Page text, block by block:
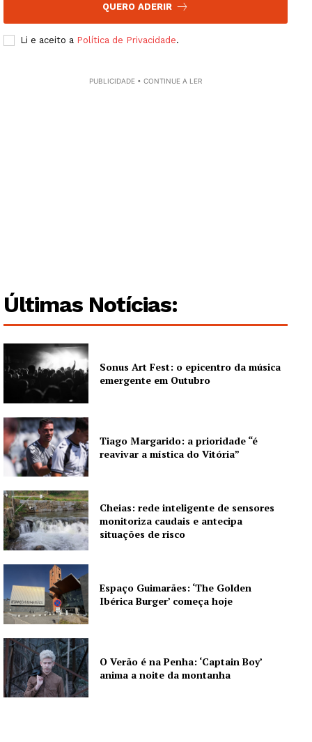
QUERO ADERIR
Li e aceito a Política de Privacidade.
PUBLICIDADE • CONTINUE A LER
Últimas Notícias:
Sonus Art Fest: o epicentro da música
emergente em Outubro
Tiago Margarido: a prioridade “é
reavivar a mística do Vitória”
Cheias: rede inteligente de sensores
monitoriza caudais e antecipa
situações de risco
Espaço Guimarães: ‘The Golden
Ibérica Burger’ começa hoje
O Verão é na Penha: ‘Captain Boy’
anima a noite da montanha